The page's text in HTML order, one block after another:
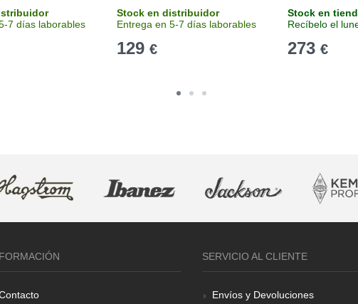
7 días laborables
Stock en distribuidor
Entrega en 5-7 días laborables
129 €
Stock en
Recíbelo el
273 €
SERVICIO AL CLIENTE
Envíos y Devoluciones